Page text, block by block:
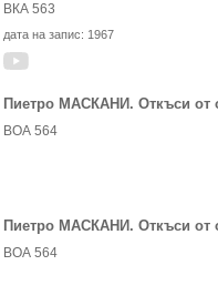
ВКА 563
дата на запис: 1967
Пиетро МАСКАНИ. Откъси от
ВОА 564
Пиетро МАСКАНИ. Откъси от
ВОА 564